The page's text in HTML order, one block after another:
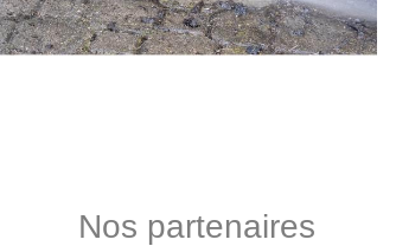
C'est un expert qui a tous les outils pour
Nos partenaires